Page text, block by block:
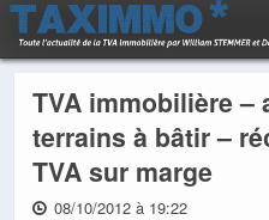
TVA immobilière –
terrains à bâtir –
TVA sur marge
08/10/2012 à 19:22